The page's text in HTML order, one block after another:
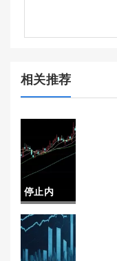
相关推荐
停止内
耗！提高
期货保证